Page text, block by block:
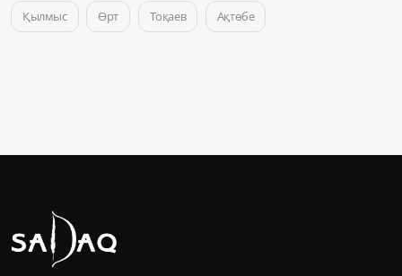
Қылмыс Өрт Тоқаев Ақтөбе